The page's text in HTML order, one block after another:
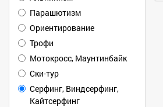
Парашютизм
Ориентирование
Трофи
Мотокросс, Маунтинбайк
Ски-тур
Серфинг, Виндсерфинг,
Кайтсерфинг